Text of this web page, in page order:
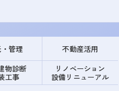
管理 不動産活用
物診断
工事
リノベーション
設備リニューアル